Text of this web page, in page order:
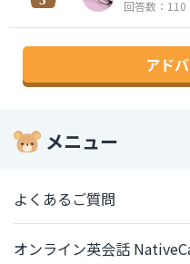
回答数：110
アド
メニュー
よくあるご質問
オンライン英会話